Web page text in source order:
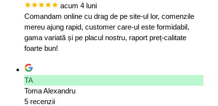
acum 4 luni
Comandam online cu drag de pe site-ul lor, comenzile
mereu ajung rapid, customer care-ul este formidabil,
gama variată și pe placul nostru, raport preț-calitate
foarte bun!
TA
Toma Alexandru
5 recenzii